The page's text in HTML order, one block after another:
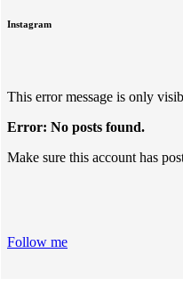
Instagram
This error message is only
Error: No posts found.
Make sure this account has
Follow me